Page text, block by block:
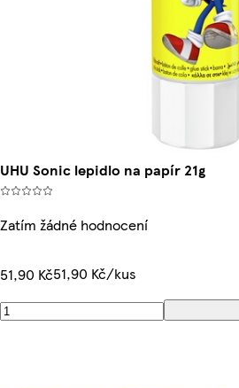
UHU Sonic lepidlo na papír 21g
Zatím žádné hodnocení
51,90 Kč51,90 Kč/kus